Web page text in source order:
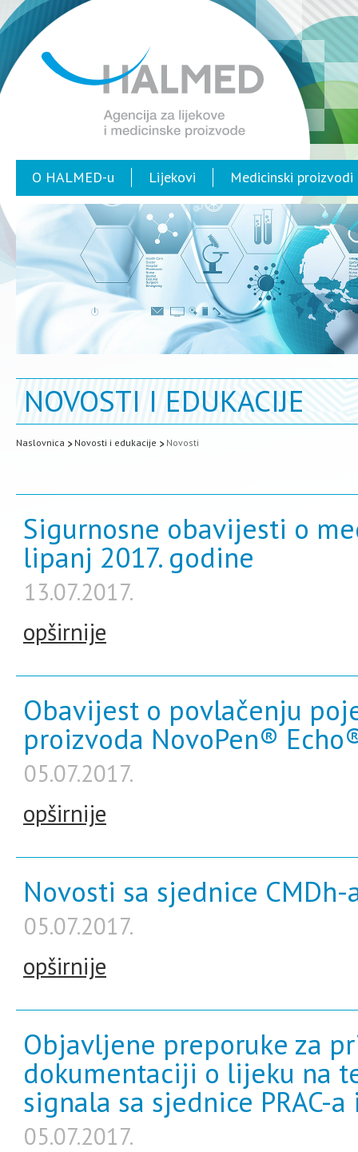
O HALMED-u Lijekovi Medicinski proizvodi
NOVOSTI I EDUKACIJE
Naslovnica Novosti i edukacije Novosti
Sigurnosne obavijesti o
lipanj 2017. godine
13.07.2017.
opširnije
Obavijest o povlačenju
proizvoda NovoPen®
05.07.2017.
opširnije
Novosti sa sjednice
05.07.2017.
opširnije
Objavljene preporuke za
dokumentaciji o lijeku na
signala sa sjednice PRAC-
05.07.2017.